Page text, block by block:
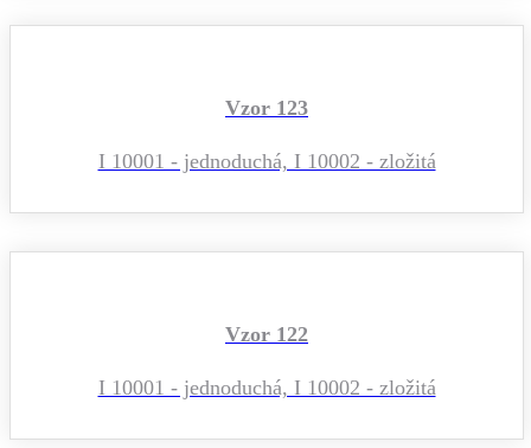
Vzor 123
I 10001 - jednoduchá, I 10002 - zložitá
Vzor 122
I 10001 - jednoduchá, I 10002 - zložitá